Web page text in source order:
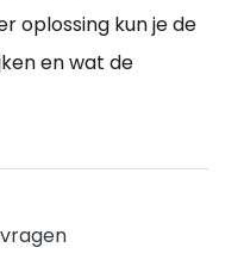
oplossing kun je de
en wat de